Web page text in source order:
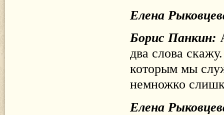
Елена
Борис Панкин:
два слова
которым мы
немножко
Елена